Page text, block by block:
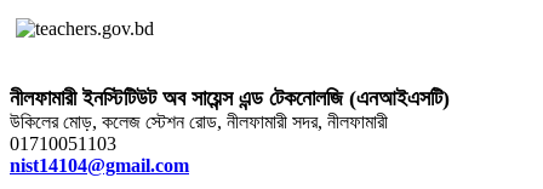
নীলফামারী ইনস্টিটিউট অব সায়েন্স এন্ড টেকনোলজি (এনআইএসটি)
উকিলের মোড়, কলেজ স্টেশন রোড, নীলফামারী সদর, নীলফামারী
01710051103
nist14104@gmail.com